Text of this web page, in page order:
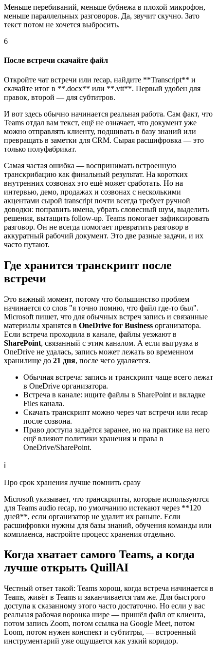
Меньше перебиваний, меньше бубнежа в плохой микрофон,
меньше параллельных разговоров. Да, звучит скучно. Зато
текст потом не хочется выбросить.
6
После встречи скачайте файл
Откройте чат встречи или recap, найдите **Transcript** и
скачайте итог в **.docx** или **.vtt**. Первый удобен для
правок, второй — для субтитров.
И вот здесь обычно начинается реальная работа. Сам факт, что
Teams отдал вам текст, ещё не означает, что документ уже
можно отправлять клиенту, подшивать в базу знаний или
превращать в заметки для CRM. Сырая расшифровка — это
только полуфабрикат.
Самая частая ошибка — воспринимать встроенную
транскрибацию как финальный результат. На коротких
внутренних созвонах это ещё может сработать. Но на
интервью, демо, продажах и созвонах с несколькими
акцентами сырой transcript почти всегда требует ручной
доводки: поправить имена, убрать словесный шум, выделить
решения, вытащить follow-up. Teams помогает зафиксировать
разговор. Он не всегда помогает превратить разговор в
аккуратный рабочий документ. Это две разные задачи, и их
часто путают.
Где хранится транскрипт после
встречи
Это важный момент, потому что большинство проблем
начинается со слов "я точно помню, что файл где-то был".
Microsoft пишет, что для обычных встреч запись и связанные
материалы хранятся в OneDrive for Business организатора.
Если встреча проходила в канале, файлы уезжают в
SharePoint, связанный с этим каналом. А если выгрузка в
OneDrive не удалась, запись может лежать во временном
хранилище до 21 дня, после чего удаляется.
Обычная встреча: запись и транскрипт чаще всего лежат
в OneDrive организатора.
Встреча в канале: ищите файлы в SharePoint и вкладке
Files канала.
Скачать транскрипт можно через чат встречи или recap
после созвона.
Право доступа задаётся заранее, но на практике на него
ещё влияют политики хранения и права в
OneDrive/SharePoint.
ℹ️
Про срок хранения лучше помнить сразу
Microsoft указывает, что транскрипты, которые используются
для Teams audio recap, по умолчанию истекают через **120
дней**, если организатор не удалит их раньше. Если
расшифровки нужны для базы знаний, обучения команды или
комплаенса, настройте процесс хранения отдельно.
Когда хватает самого Teams, а когда
лучше открыть QuillAI
Честный ответ такой: Teams хорош, когда встреча начинается в
Teams, живёт в Teams и заканчивается там же. Для быстрого
доступа к сказанному этого часто достаточно. Но если у вас
реальная рабочая воронка шире — пришёл файл от клиента,
потом запись Zoom, потом ссылка на Google Meet, потом
Loom, потом нужен конспект и субтитры, — встроенный
инструментарий уже ощущается как узкий коридор.